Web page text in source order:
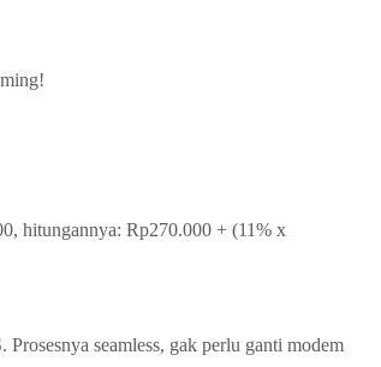
hitungannya: Rp270.000 + (11% x
seamless, gak perlu ganti modem